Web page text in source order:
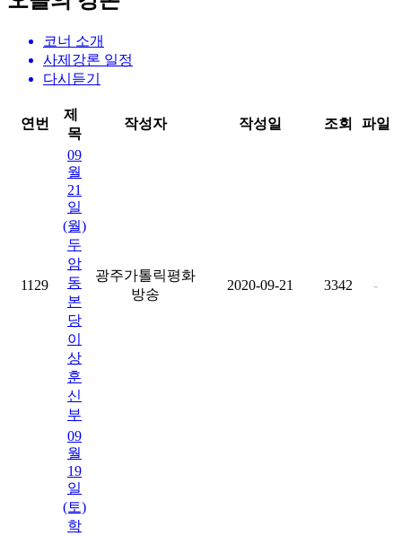
코너 소개
사제강론 일정
다시듣기
연번
제
목
작성자 작성일 조회 파일
1129
09
월
21
일
(월)
두
암
동
본
당
이
상
훈
신
부
광주가톨릭평화
방송
2020-09-21 3342 -
09
월
19
일
(토)
학